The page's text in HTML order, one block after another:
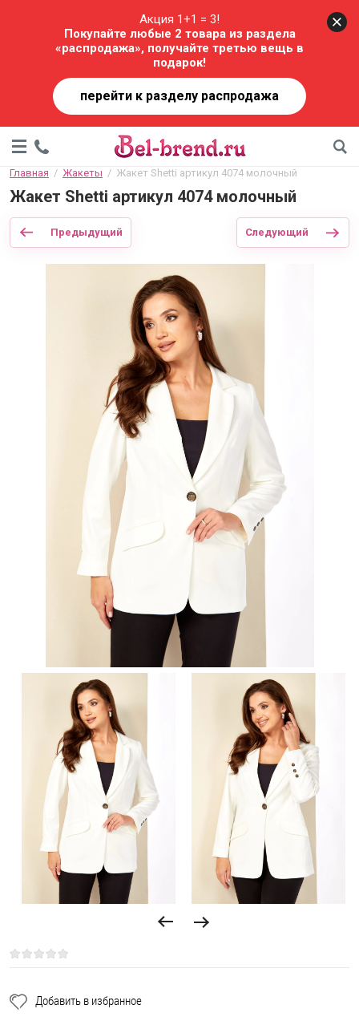
Акция 1+1 = 3!
Покупайте любые 2 товара из раздела
«распродажа», получайте третью вещь в
подарок!
перейти к разделу распродажа
Главная
  /
Жакеты
  /  Жакет Shetti артикул 4074 молочный
Жакет Shetti артикул 4074 молочный
Предыдущий Следующий
Добавить в избранное